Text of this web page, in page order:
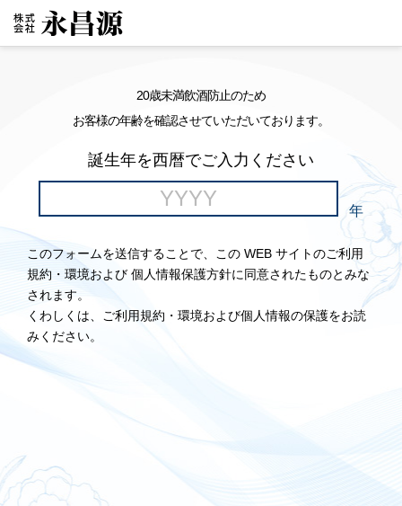
20歳未満飲酒防止のため
お客様の年齢を確認させていただいております。
誕生年を西暦でご入力ください
年
このフォームを送信することで、この WEB サイトのご利用
規約・環境および 個人情報保護方針に同意されたものとみな
されます。
くわしくは、ご利用規約・環境および個人情報の保護をお読
みください。